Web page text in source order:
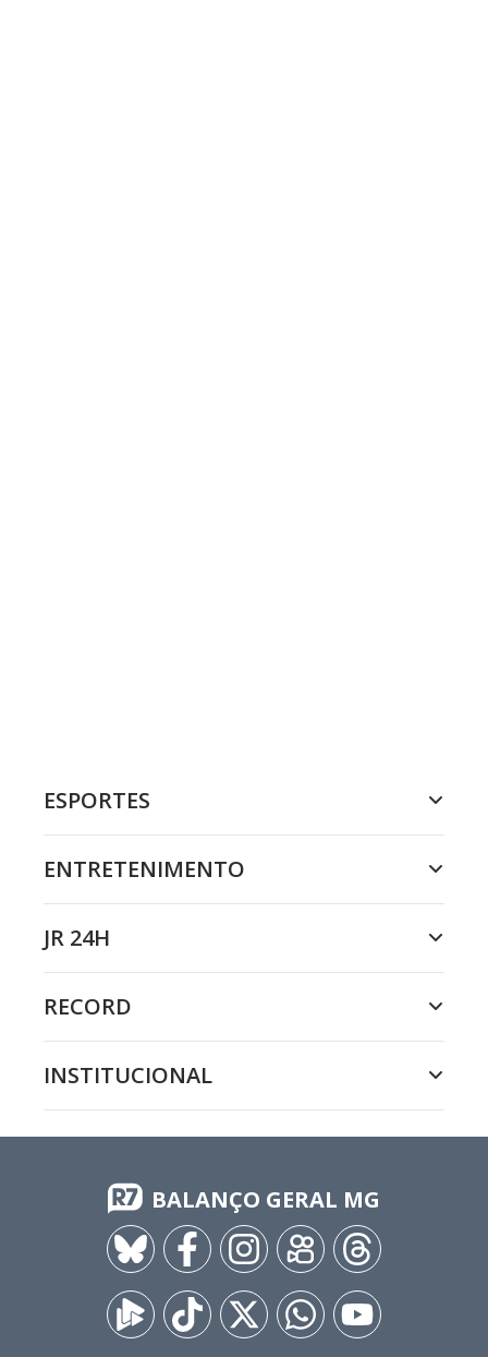
ESPORTES
ENTRETENIMENTO
JR 24H
RECORD
INSTITUCIONAL
BALANÇO GERAL MG